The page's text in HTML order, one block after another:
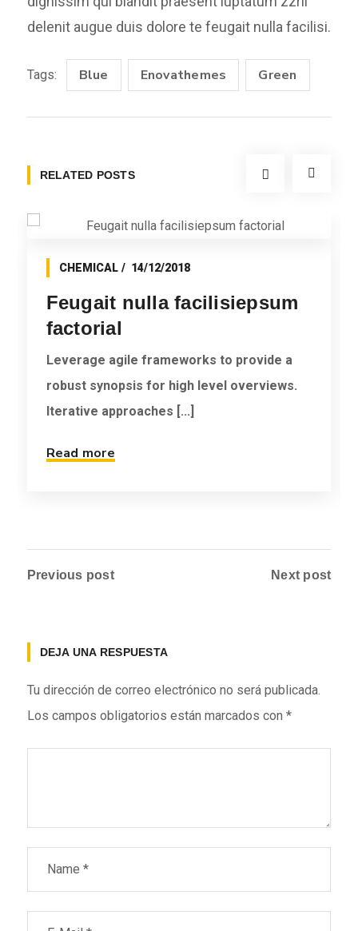
delenit augue duis dolore te feugait nulla facilisi.
Tags: Blue Enovathemes Green
RELATED POSTS
CHEMICAL 14/12/2018
Feugait nulla facilisiepsum
factorial
Leverage agile frameworks to provide a
robust synopsis for high level overviews.
Iterative approaches [...]
Read more
Previous post Next post
DEJA UNA RESPUESTA
Tu dirección de correo electrónico no será publicada.
Los campos obligatorios están marcados con *